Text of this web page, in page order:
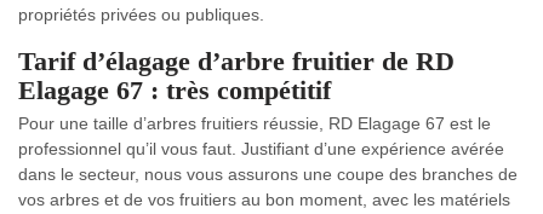
propriétés privées ou publiques.
Tarif d’élagage d’arbre fruitier de RD
Elagage 67 : très compétitif
Pour une taille d’arbres fruitiers réussie, RD Elagage 67 est le
professionnel qu’il vous faut. Justifiant d’une expérience avérée
dans le secteur, nous vous assurons une coupe des branches de
vos arbres et de vos fruitiers au bon moment, avec les matériels